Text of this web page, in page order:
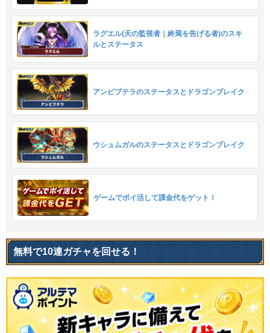
ラグエル(天の監視者｜終焉を告げる者)のスキ
ルとステータス
アンピプテラのステータスとドラゴンブレイク
ウシュムガルのステータスとドラゴンブレイク
ゲームでポイ活して課金代をゲット！
無料で10連ガチャを回せる！